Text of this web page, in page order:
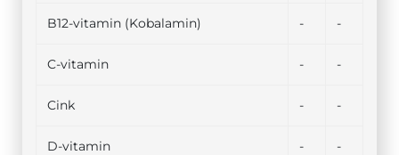
B12-vitamin (Kobalamin) - -
C-vitamin - -
Cink - -
D-vitamin - -